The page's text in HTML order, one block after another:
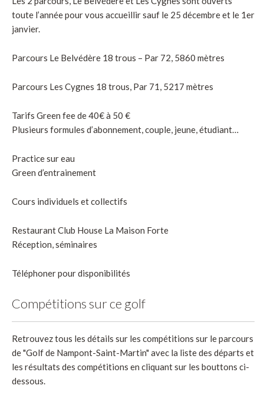
toute l’année pour vous accueillir sauf le 25 décembre et le 1er
janvier.
Parcours Le Belvédère 18 trous – Par 72, 5860 mètres
Parcours Les Cygnes 18 trous, Par 71, 5217 mètres
Tarifs Green fee de 40€ à 50 €
Plusieurs formules d’abonnement, couple, jeune, étudiant…
Practice sur eau
Green d’entrainement
Cours individuels et collectifs
Restaurant Club House La Maison Forte
Réception, séminaires
Téléphoner pour disponibilités
Compétitions sur ce golf
Retrouvez tous les détails sur les compétitions sur le parcours
de "Golf de Nampont-Saint-Martin" avec la liste des départs et
les résultats des compétitions en cliquant sur les bouttons ci-
dessous.